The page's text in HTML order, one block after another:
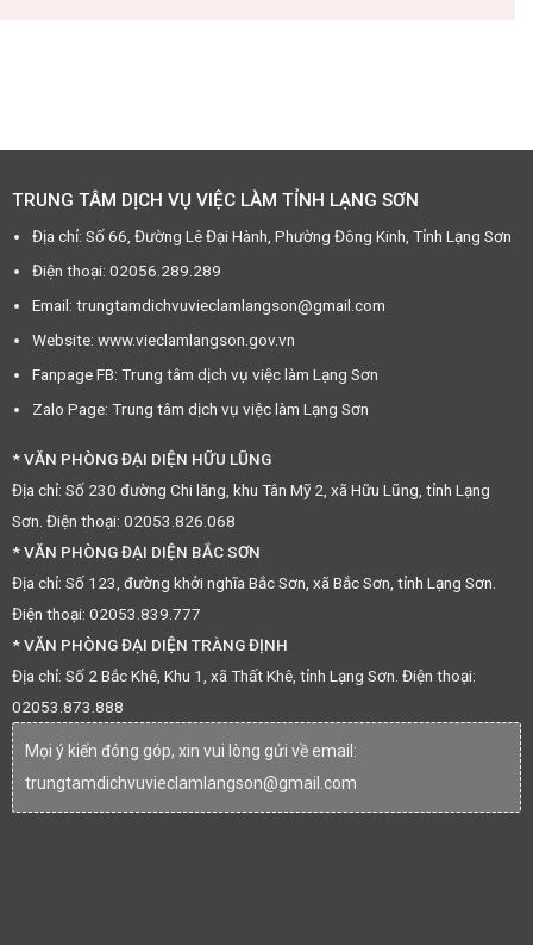
TRUNG TÂM DỊCH VỤ VIỆC LÀM TỈNH LẠNG SƠN
Địa chỉ: Số 66, Đường Lê Đại Hành, Phường Đông Kinh, Tỉnh Lạng Sơn
Điện thoại: 02056.289.289
Email: trungtamdichvuvieclamlangson@gmail.com
Website: www.vieclamlangson.gov.vn
Fanpage FB: Trung tâm dịch vụ việc làm Lạng Sơn
Zalo Page: Trung tâm dịch vụ việc làm Lạng Sơn
* VĂN PHÒNG ĐẠI DIỆN HỮU LŨNG
Địa chỉ: Số 230 đường Chi lăng, khu Tân Mỹ 2, xã Hữu Lũng, tỉnh Lạng
Sơn. Điện thoại: 02053.826.068
* VĂN PHÒNG ĐẠI DIỆN BẮC SƠN
Địa chỉ: Số 123, đường khởi nghĩa Bắc Sơn, xã Bắc Sơn, tỉnh Lạng Sơn.
Điện thoại: 02053.839.777
* VĂN PHÒNG ĐẠI DIỆN TRÀNG ĐỊNH
Địa chỉ: Số 2 Bắc Khê, Khu 1, xã Thất Khê, tỉnh Lạng Sơn. Điện thoại:
02053.873.888
Mọi ý kiến đóng góp, xin vui lòng gửi về email:
trungtamdichvuvieclamlangson@gmail.com